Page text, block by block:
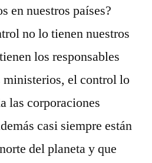
en nuestros países?
no lo tienen nuestros
los responsables
ministerios, el control lo
las corporaciones
casi siempre están
del planeta y que